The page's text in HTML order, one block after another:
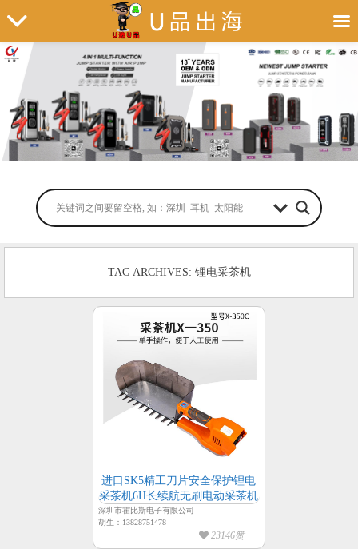
TAG ARCHIVES: 锂电采茶机
进口SK5精工刀片安全保护锂电
采茶机6H长续航无刷电动采茶机
深圳市霍比斯电子有限公司
胡生：13828751478
23146赞